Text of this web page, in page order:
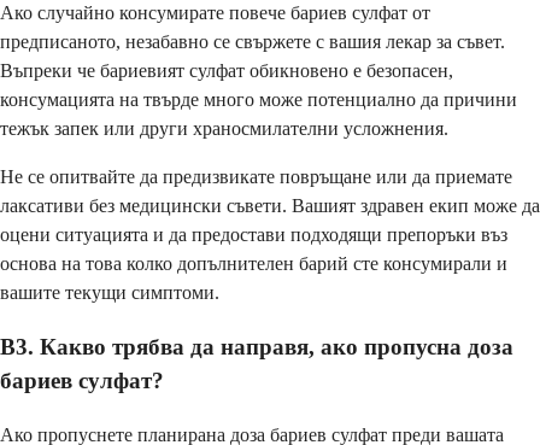
Ако случайно консумирате повече бариев сулфат от
предписаното, незабавно се свържете с вашия лекар за съвет.
Въпреки че бариевият сулфат обикновено е безопасен,
консумацията на твърде много може потенциално да причини
тежък запек или други храносмилателни усложнения.
Не се опитвайте да предизвикате повръщане или да приемате
лаксативи без медицински съвети. Вашият здравен екип може да
оцени ситуацията и да предостави подходящи препоръки въз
основа на това колко допълнителен барий сте консумирали и
вашите текущи симптоми.
В3. Какво трябва да направя, ако пропусна доза
бариев сулфат?
Ако пропуснете планирана доза бариев сулфат преди вашата